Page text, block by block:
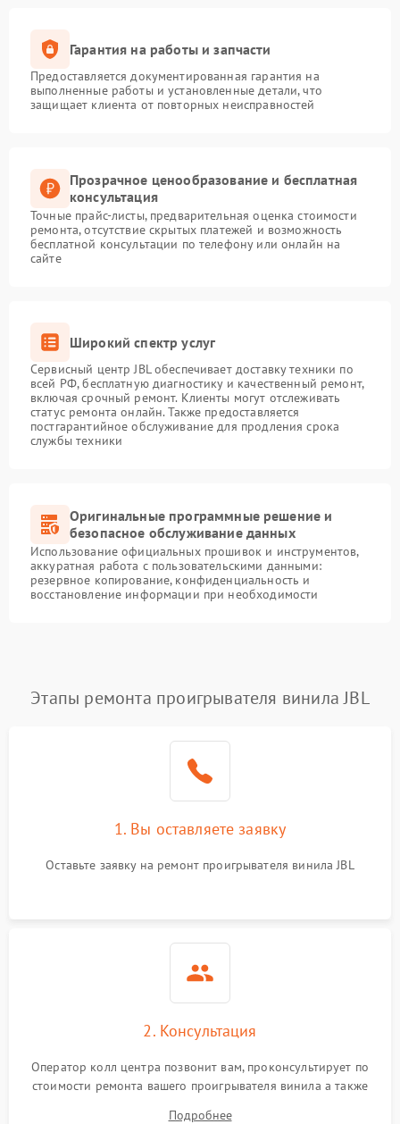
Гарантия на работы и запчасти
Предоставляется документированная гарантия на
выполненные работы и установленные детали, что
защищает клиента от повторных неисправностей
Прозрачное ценообразование и бесплатная
консультация
Точные прайс-листы, предварительная оценка стоимости
ремонта, отсутствие скрытых платежей и возможность
бесплатной консультации по телефону или онлайн на
сайте
Широкий спектр услуг
Сервисный центр JBL обеспечивает доставку техники по
всей РФ, бесплатную диагностику и качественный ремонт,
включая срочный ремонт. Клиенты могут отслеживать
статус ремонта онлайн. Также предоставляется
постгарантийное обслуживание для продления срока
службы техники
Оригинальные программные решение и
безопасное обслуживание данных
Использование официальных прошивок и инструментов,
аккуратная работа с пользовательскими данными:
резервное копирование, конфиденциальность и
восстановление информации при необходимости
Этапы ремонта проигрывателя винила JBL
1. Вы оставляете заявку
Оставьте заявку на ремонт проигрывателя винила JBL
2. Консультация
Оператор колл центра позвонит вам, проконсультирует по
стоимости ремонта вашего проигрывателя винила а также
Подробнее